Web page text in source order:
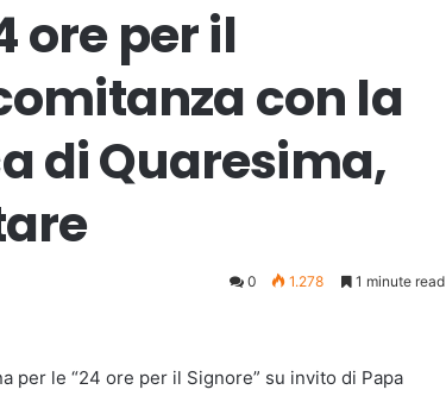
ore per il
con la
di Quaresima,
0 1.278 1 minute read
per le “24 ore per il Signore” su invito di Papa